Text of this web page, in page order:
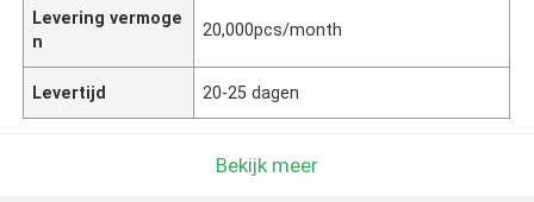
Levering vermoge
n
20,000pcs/month
Levertijd 20-25 dagen
Bekijk meer